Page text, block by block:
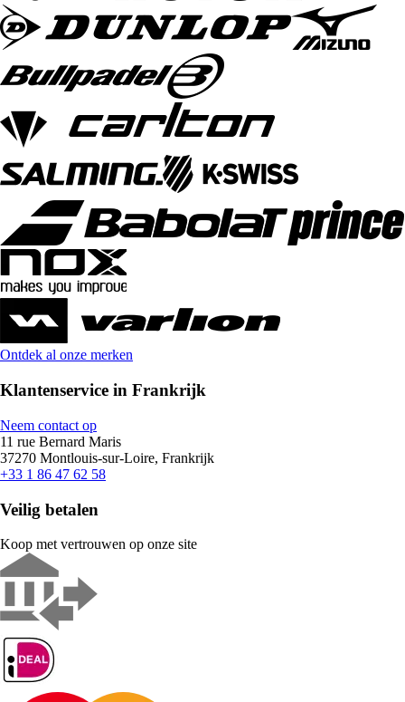
Ontdek al onze merken
Klantenservice in Frankrijk
Neem contact op
11 rue Bernard Maris
37270 Montlouis-sur-Loire, Frankrijk
+33 1 86 47 62 58
Veilig betalen
Koop met vertrouwen op onze site